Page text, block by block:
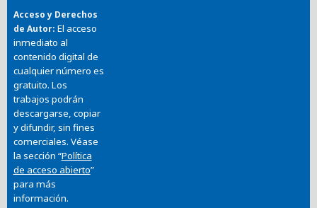
Acceso y Derechos
de Autor El acceso
inmediato al
contenido digital de
cualquier número es
gratuito. Los
trabajos podrán
descargarse, copiar
y difundir, sin fines
comerciales. Véase
la sección “Política
de acceso abierto”
para más
información.